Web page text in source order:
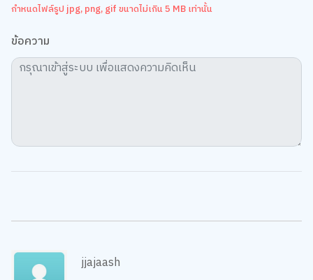
กำหนดไฟล์รูป jpg, png, gif ขนาดไม่เกิน 5 MB เท่านั้น
ข้อความ
jjajaash